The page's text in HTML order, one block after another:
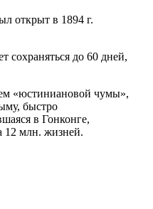
открыт в 1894 г.
до 60 дней,
«юстиниановой чумы»,
быстро
в Гонконге,
12 млн. жизней.